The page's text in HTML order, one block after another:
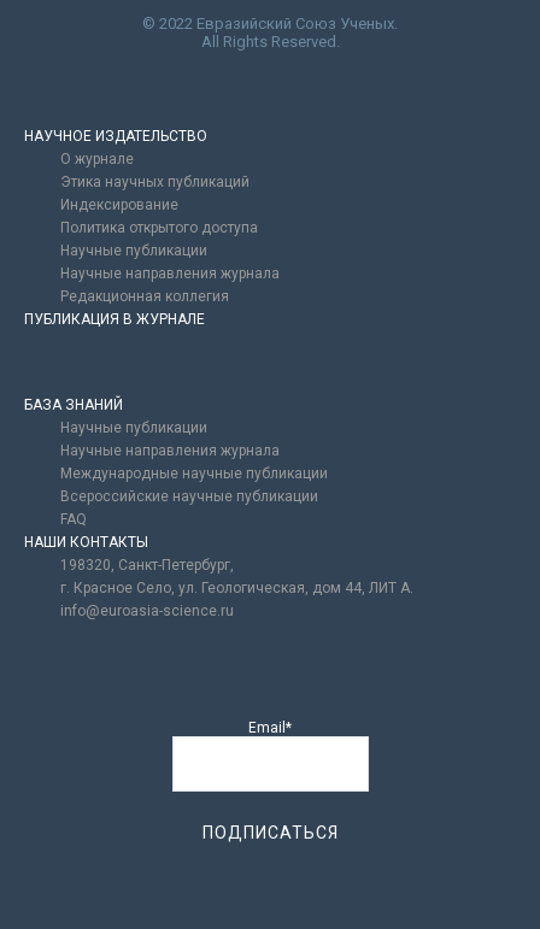
© 2022 Евразийский Союз Ученых.
All Rights Reserved.
НАУЧНОЕ ИЗДАТЕЛЬСТВО
О журнале
Этика научных публикаций
Индексирование
Политика открытого доступа
Научные публикации
Научные направления журнала
Редакционная коллегия
ПУБЛИКАЦИЯ В ЖУРНАЛЕ
БАЗА ЗНАНИЙ
Научные публикации
Научные направления журнала
Международные научные публикации
Всероссийские научные публикации
FAQ
НАШИ КОНТАКТЫ
198320, Санкт-Петербург,
г. Красное Село, ул. Геологическая, дом 44, ЛИТ А.
info@euroasia-science.ru
Email*